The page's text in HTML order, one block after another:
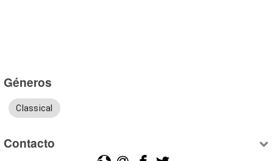
Géneros
Classical
Contacto